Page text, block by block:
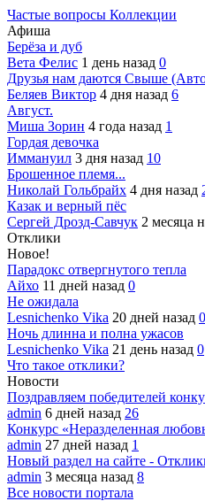
Частые вопросы Коллекции
Афиша
Берёза и дуб
Вета Фелис 1 день назад 0
Друзья нам даются Свыше
Беляев Виктор 4 дня назад 6
Август.
Миша Зорин 4 года назад 1
Гордая девочка
Иммануил 3 дня назад 10
Брошенное племя...
Николай Гольбрайх 4 дня назад
Казак и верный пёс
Сергей Дрозд-Савчук 2 месяца
Отклики
Новое!
Парадокс отвергнутого тепла
Айхо 11 дней назад 0
Не ожидала
Lesnichenko Vika 20 дней назад 0
Ночь длинна и полна ужасов
Lesnichenko Vika 21 день назад 0
Что такое отклики?
Новости
Поздравляем победителей
admin 6 дней назад 26
Конкурс «Неразделенная
admin 27 дней назад 1
Новый раздел на сайте -
admin 3 месяца назад 8
Все новости портала